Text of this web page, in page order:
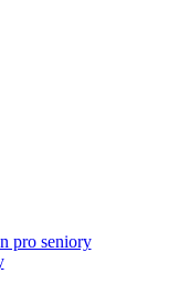
pro seniory